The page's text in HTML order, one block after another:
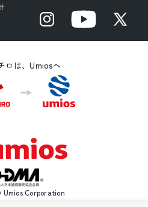
InstagramYouTube
X
(Twitter)
ロは、Umiosへ
Corporation